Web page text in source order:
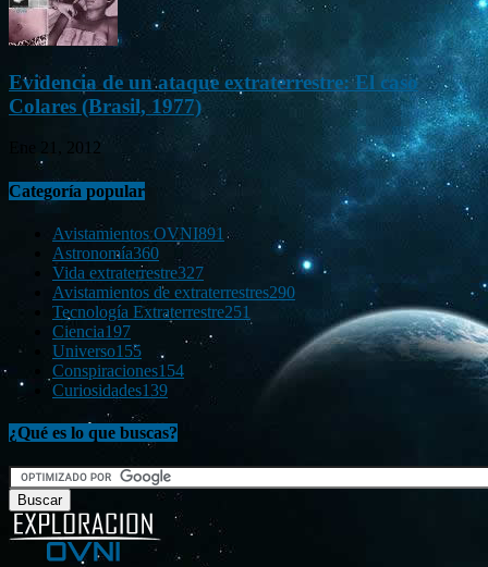
Evidencia de un ataque extraterrestre: El caso
Colares (Brasil, 1977)
Ene 21, 2012
Categoría popular
Avistamientos OVNI891
Astronomía360
Vida extraterrestre327
Avistamientos de extraterrestres290
Tecnología Extraterrestre251
Ciencia197
Universo155
Conspiraciones154
Curiosidades139
¿Qué es lo que buscas?